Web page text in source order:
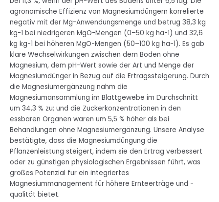
agronomische Effizienz von Magnesiumdüngern korrelierte
negativ mit der Mg-Anwendungsmenge und betrug 38,3 kg
kg-1 bei niedrigeren MgO-Mengen (0–50 kg ha-1) und 32,6
kg kg-1 bei höheren MgO-Mengen (50–100 kg ha-1). Es gab
klare Wechselwirkungen zwischen dem Boden ohne
Magnesium, dem pH-Wert sowie der Art und Menge der
Magnesiumdünger in Bezug auf die Ertragssteigerung. Durch
die Magnesiumergänzung nahm die
Magnesiumansammlung im Blattgewebe im Durchschnitt
um 34,3 % zu; und die Zuckerkonzentrationen in den
essbaren Organen waren um 5,5 % höher als bei
Behandlungen ohne Magnesiumergänzung. Unsere Analyse
bestätigte, dass die Magnesiumdüngung die
Pflanzenleistung steigert, indem sie den Ertrag verbessert
oder zu günstigen physiologischen Ergebnissen führt, was
großes Potenzial für ein integriertes
Magnesiummanagement für höhere Ernteerträge und -
qualität bietet.